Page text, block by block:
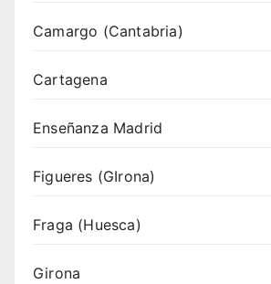
Camargo (Cantabria)
Cartagena
Enseñanza Madrid
Figueres (GIrona)
Fraga (Huesca)
Girona